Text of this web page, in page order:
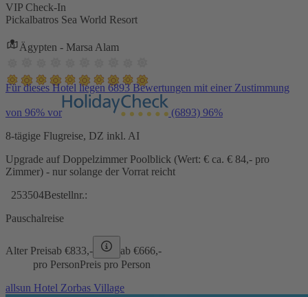
VIP Check-In
Pickalbatros Sea World Resort
Ägypten - Marsa Alam
Für dieses Hotel liegen 6893 Bewertungen mit einer Zustimmung
von 96% vor (6893) 96%
8-tägige Flugreise, DZ inkl. AI
Upgrade auf Doppelzimmer Poolblick (Wert: € ca. € 84,- pro
Zimmer) - nur solange der Vorrat reicht
253504Bestellnr.:
Pauschalreise
Alter Preisab €833,- ab €666,-
pro PersonPreis pro Person
allsun Hotel Zorbas Village